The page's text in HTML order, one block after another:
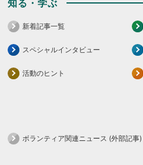
知る・学ぶ
新着記事一覧
スペシャルインタビュー
活動のヒント
ボランティア関連ニュース (外部記事)